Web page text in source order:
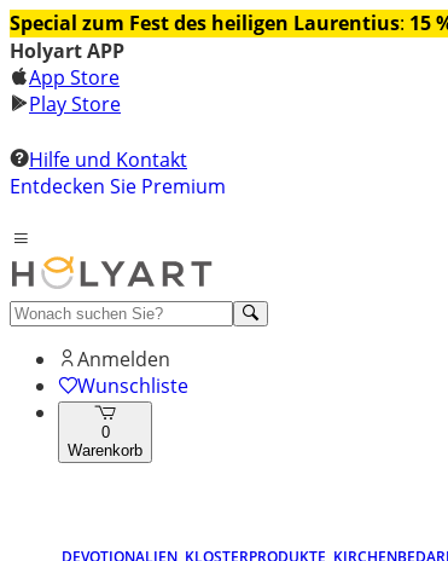
Special zum Fest des heiligen Laurentius: 15
Holyart APP
App Store
Play Store
Hilfe und Kontakt
Entdecken Sie Premium
Anmelden
Wunschliste
0
Warenkorb